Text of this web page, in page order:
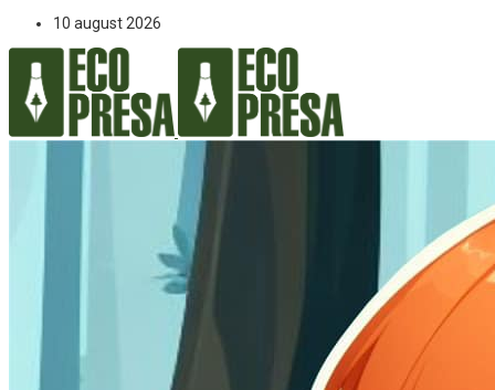
10 august 2026